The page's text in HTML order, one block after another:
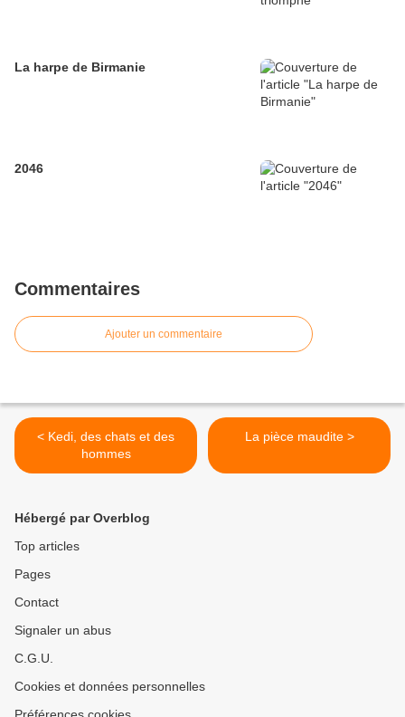
La harpe de Birmanie
2046
Commentaires
Ajouter un commentaire
< Kedi, des chats et des
hommes
La pièce maudite >
Hébergé par Overblog
Top articles
Pages
Contact
Signaler un abus
C.G.U.
Cookies et données personnelles